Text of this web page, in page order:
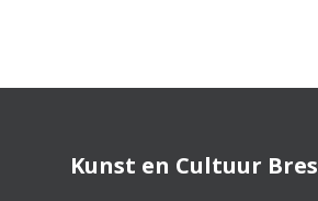
Kunst en Cultuur Bres